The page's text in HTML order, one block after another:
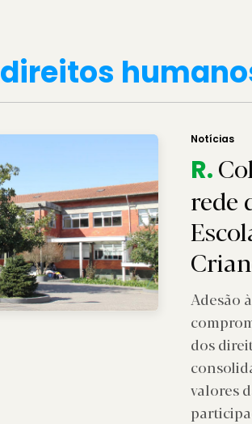
direitos
Notícias
R.
rede
Adesão
dos
valores